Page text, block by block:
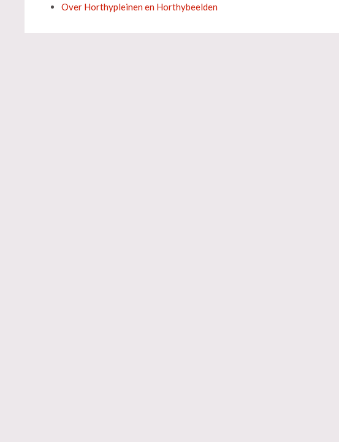
Over Horthypleinen en Horthybeelden